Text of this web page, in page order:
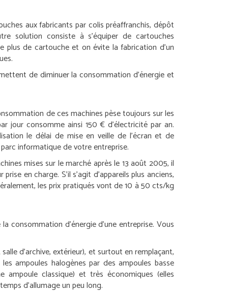
aux fabricants par colis préaffranchis, dépôt
solution consiste à s’équiper de cartouches
plus de cartouche et on évite la fabrication d’un
de diminuer la consommation d’énergie et
de ces machines pèse toujours sur les
jour consomme ainsi 150 € d’électricité par an.
le délai de mise en veille de l’écran et de
informatique de votre entreprise.
mises sur le marché après le 13 août 2005, il
en charge. S’il s’agit d’appareils plus anciens,
les prix pratiqués vont de 10 à 50 cts/kg
consommation d’énergie d’une entreprise. Vous
d’archive, extérieur), et surtout en remplaçant,
ampoules halogènes par des ampoules basse
ampoule classique) et très économiques (elles
d’allumage un peu long.